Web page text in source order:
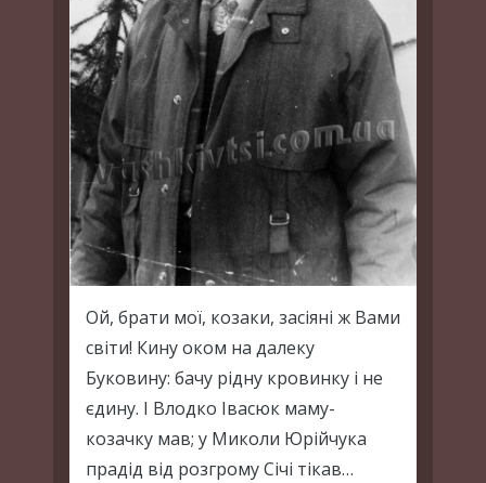
Ой, брати мої, козаки, засіяні ж Вами
світи! Кину оком на далеку
Буковину: бачу рідну кровинку і не
єдину. І Влодко Івасюк маму-
козачку мав; у Миколи Юрійчука
прадід від розгрому Січі тікав…